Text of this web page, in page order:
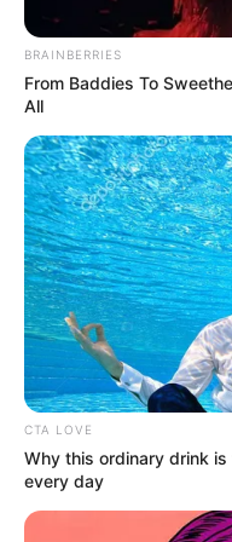
Imagen de referencia
Menor de
intoxicación con
Por:Elibardo León
Noviembre 8, 2025
BRAINBERRIES
From Baddies To
All
CTA LOVE
Why this ordinary drink
every day